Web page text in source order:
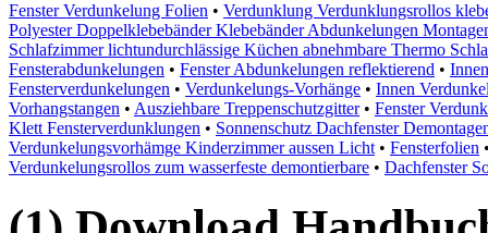
Fenster Verdunkelung Folien • Verdunklung Verdunklungsrollos
Polyester Doppelklebebänder Klebebänder Abdunkelungen
Schlafzimmer lichtundurchlässige Küchen abnehmbare Thermo
Fensterabdunkelungen • Fenster Abdunkelungen reflektierend •
Fensterverdunkelungen • Verdunkelungs-Vorhänge • Innen
Vorhangstangen • Ausziehbare Treppenschutzgitter• Fenster
Klett Fensterverdunklungen • Sonnenschutz Dachfenster
Verdunkelungsvorhämge Kinderzimmer aussen Licht • Fensterfolien
Verdunkelungsrollos zum wasserfeste demontierbare • Dachfenster